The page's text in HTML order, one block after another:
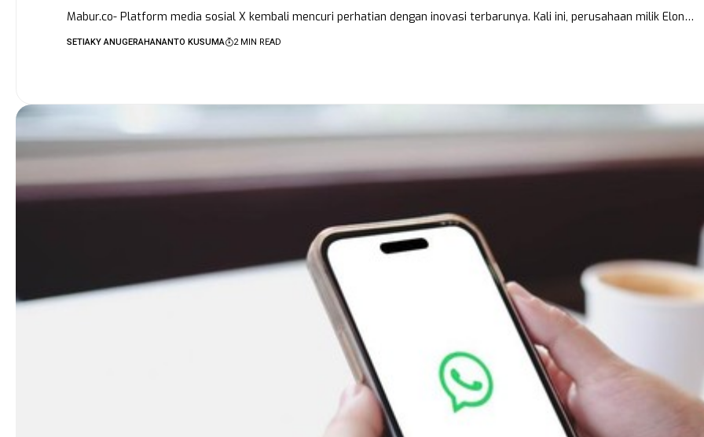
Mabur.co- Platform media sosial X kembali mencuri perhatian dengan inovasi terbarunya. Kali ini, perusahaan milik Elon…
SETIAKY ANUGERAHANANTO KUSUMA 2 MIN READ